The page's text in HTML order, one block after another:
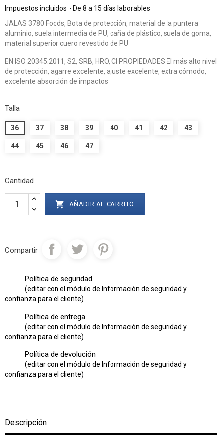
Impuestos incluidos
De 8 a 15 días laborables
JALAS 3780 Foods, Bota de protección, material de la puntera
aluminio, suela intermedia de PU, caña de plástico, suela de goma,
material superior cuero revestido de PU
EN ISO 20345:2011, S2, SRB, HRO, CI PROPIEDADES El más alto nivel
de protección, agarre excelente, ajuste excelente, extra cómodo,
excelente absorción de impactos
Talla
36 37 38 39 40 41 42 43
44 45 46 47
Cantidad
 AÑADIR AL CARRITO
Compartir
Política de seguridad
(editar con el módulo de Información de seguridad y
confianza para el cliente)
Política de entrega
(editar con el módulo de Información de seguridad y
confianza para el cliente)
Política de devolución
(editar con el módulo de Información de seguridad y
confianza para el cliente)
Descripción